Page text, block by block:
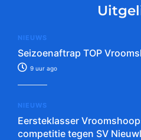
NIEUWS
Seizoenaftrap TOP
9 uur ago
NIEUWS
Eersteklasser
competitie tegen SV